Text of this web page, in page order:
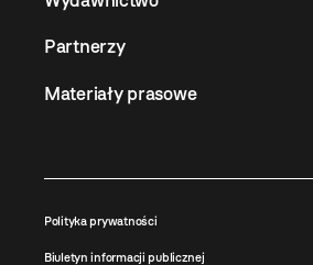
Partnerzy
Materiały prasowe
Polityka prywatności
Biuletyn informacji publicznej